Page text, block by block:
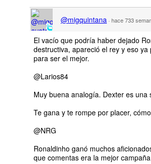
@migquintana · hace 733
El vacío que podría haber dejado
destructiva, apareció el rey y eso
para ser el mejor.
@Larios84
Muy buena analogía. Dexter es una
Te gana y te rompe por placer,
@NRG
Ronaldinho ganó muchos
que comentas era la mejor